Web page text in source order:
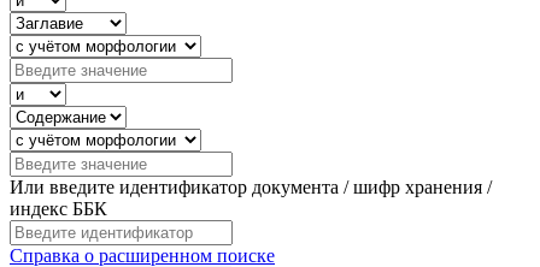
Или введите идентификатор документа / шифр хранения /
индекс ББК
Справка о расширенном поиске